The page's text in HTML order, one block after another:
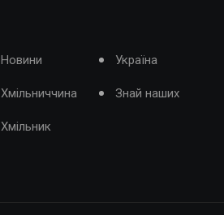
Новини Україна
Хмільниччина Знай наших
Хмільник